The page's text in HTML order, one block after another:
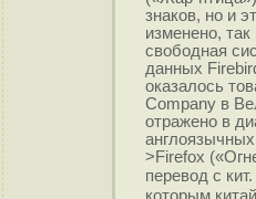
знаков, но и
изменено,
свободная
данных
оказалось
Company в
отражено в
>Firefox
перевод с